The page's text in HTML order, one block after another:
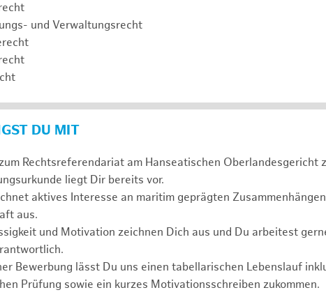
und Verwaltungsrecht
DU MIT
Rechtsreferendariat am Hanseatischen Oberlandesgericht
liegt Dir bereits vor.
aktives Interesse an maritim geprägten
aus.
und Motivation zeichnen Dich aus und Du arbeitest
Bewerbung lässt Du uns einen tabellarischen Lebenslauf
Prüfung sowie ein kurzes Motivationsschreiben zukommen.